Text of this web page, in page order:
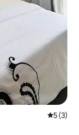
5 (3)